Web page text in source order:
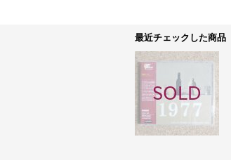
最近チェックした商品